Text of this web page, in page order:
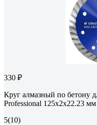
330 ₽
Круг алмазный по бетону
Professional 125x2x22.23
5(10)